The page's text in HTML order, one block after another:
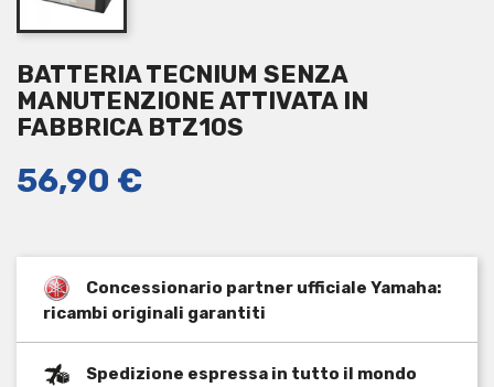
BATTERIA TECNIUM SENZA
MANUTENZIONE ATTIVATA IN
FABBRICA BTZ10S
56,90 €
Concessionario partner ufficiale Yamaha:
ricambi originali garantiti
Spedizione espressa in tutto il mondo